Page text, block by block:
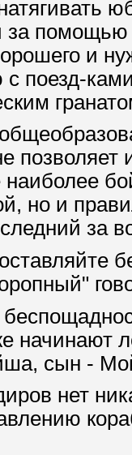
помощью
и
поезд-
позволяет
наиболее
но и
за
начинают
сын -
нет